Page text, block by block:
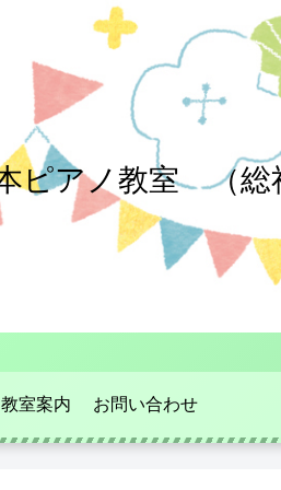
ピアノ教室 （総
教室案内 お問い合わせ